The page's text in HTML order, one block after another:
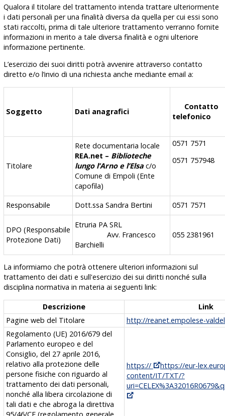
Qualora il titolare del trattamento intenda trattare ulteriormente
i dati personali per una finalità diversa da quella per cui essi sono
stati raccolti, prima di tale ulteriore trattamento verranno fornite
informazioni in merito a tale diversa finalità e ogni ulteriore
informazione pertinente.
L’esercizio dei suoi diritti potrà avvenire attraverso contatto
diretto e/o l’invio di unarichiesta anche mediante email a:
Soggetto Dati anagrafici
Contatto
telefonico
Titolare
Rete documentaria locale
REA.net – Biblioteche
lungo l’Arno e l’Elsac/o
Comune di Empoli (Ente
capofila)
0571 7571
0571 757948
Responsabile Dott.ssa Sandra Bertini 0571 7571
DPO (Responsabile
Protezione Dati)
Etruria PA SRL
Avv. Francesco
Barchielli
055 2381961
La informiamo che potrà ottenere ulteriori informazioni sul
trattamento dei dati e sull'esercizio dei sui diritti nonché sulla
disciplina normativa in materia ai seguenti link:
Descrizione
Link
Pagine web del Titolare
http://reanet.empolese-
Regolamento (UE) 2016/679 del
Parlamento europeo e del
Consiglio, del 27 aprile 2016,
relativo alla protezione delle
persone fisiche con riguardo al
trattamento dei dati personali,
nonché alla libera circolazione di
tali dati e che abroga la direttiva
95/46/CE (regolamento generale
https://
https://eur-
content/IT/TXT/?